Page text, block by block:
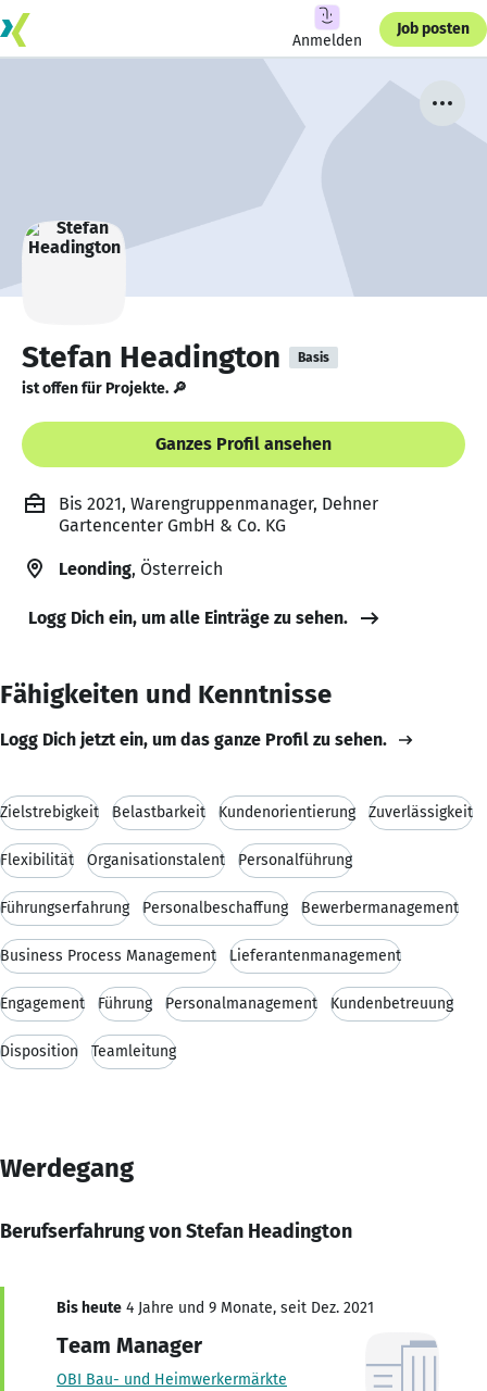
Anmelden
Job posten
Stefan Headington Basis
ist offen für Projekte. 🔎
Ganzes Profil ansehen
Bis 2021, Warengruppenmanager, Dehner
Gartencenter GmbH & Co. KG
Leonding, Österreich
Logg Dich ein, um alle Einträge zu sehen.
Fähigkeiten und Kenntnisse
Logg Dich jetzt ein, um das ganze Profil zu sehen.
Zielstrebigkeit Belastbarkeit Kundenorientierung Zuverlässigkeit
Flexibilität Organisationstalent Personalführung
Führungserfahrung Personalbeschaffung Bewerbermanagement
Business Process Management Lieferantenmanagement
Engagement Führung Personalmanagement Kundenbetreuung
Disposition Teamleitung
Werdegang
Berufserfahrung von Stefan Headington
Bis heute 4 Jahre und 9 Monate, seit Dez. 2021
Team Manager
OBI Bau- und Heimwerkermärkte